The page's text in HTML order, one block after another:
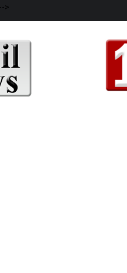
-->